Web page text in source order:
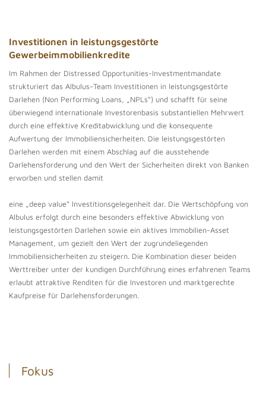
Investitionen in leistungsgestörte
Gewerbeimmobilienkredite
Im Rahmen der Distressed Opportunities-Investmentmandate
strukturiert das Albulus-Team Investitionen in leistungsgestörte
Darlehen (Non Performing Loans, „NPLs“) und schafft für seine
überwiegend internationale Investorenbasis substantiellen Mehrwert
durch eine effektive Kreditabwicklung und die konsequente
Aufwertung der Immobiliensicherheiten. Die leistungsgestörten
Darlehen werden mit einem Abschlag auf die ausstehende
Darlehensforderung und den Wert der Sicherheiten direkt von Banken
erworben und stellen damit
eine „deep value“ Investitionsgelegenheit dar. Die Wertschöpfung von
Albulus erfolgt durch eine besonders effektive Abwicklung von
leistungsgestörten Darlehen sowie ein aktives Immobilien-Asset
Management, um gezielt den Wert der zugrundeliegenden
Immobiliensicherheiten zu steigern. Die Kombination dieser beiden
Werttreiber unter der kundigen Durchführung eines erfahrenen Teams
erlaubt attraktive Renditen für die Investoren und marktgerechte
Kaufpreise für Darlehensforderungen.
Fokus